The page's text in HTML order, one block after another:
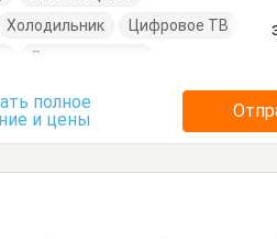
Холодильник
Цифровое ТВ
Диван-кровать
Стулья
полное
и цены